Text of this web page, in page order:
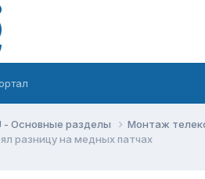
- Основные разделы
Монтаж
разницу на медных патчах